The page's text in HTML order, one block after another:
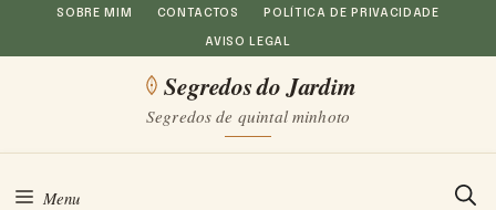
Saltar
para
SOBRE MIM CONTACTOS POLÍTICA DE PRIVACIDADE
AVISO LEGAL
Segredos do Jardim
Segredos de quintal minhoto
Menu